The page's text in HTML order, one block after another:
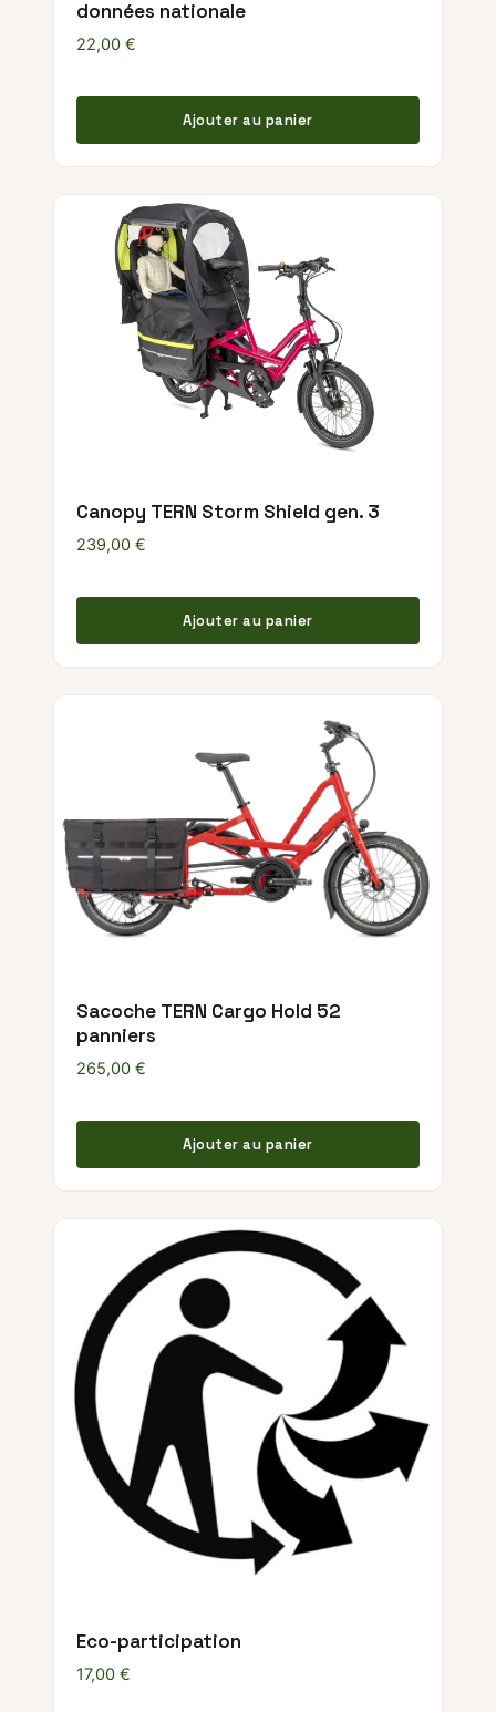
données nationale
22,00 €
Ajouter au panier
Canopy TERN Storm Shield gen. 3
239,00 €
Ajouter au panier
Sacoche TERN Cargo Hold 52
panniers
265,00 €
Ajouter au panier
Eco-participation
17,00 €